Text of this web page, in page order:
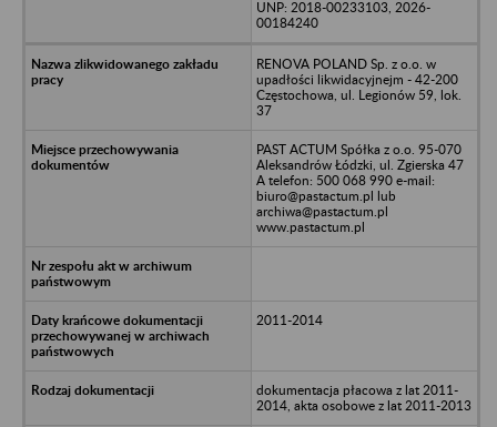
UNP: 2018-00233103, 2026-
00184240
RENOVA POLAND Sp. z o.o. w
upadłości likwidacyjnejm - 42-200
Częstochowa, ul. Legionów 59, lok.
37
PAST ACTUM Spółka z o.o. 95-070
Aleksandrów Łódzki, ul. Zgierska 47
A telefon: 500 068 990 e-mail:
biuro@pastactum.pl lub
archiwa@pastactum.pl
www.pastactum.pl
2011-2014
dokumentacja płacowa z lat 2011-
2014, akta osobowe z lat 2011-2013